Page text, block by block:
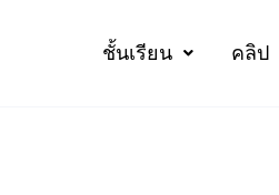
ชั้นเรียน คลิป